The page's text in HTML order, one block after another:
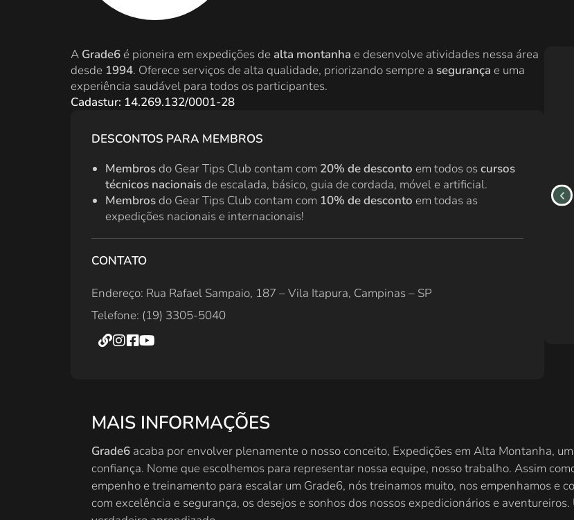
A Grade6 é pioneira em expedições dealta montanha e desenvolve atividades nessa área
desde 1994. Oferece serviços de alta qualidade, priorizando sempre a segurança e uma
experiência saudável para todos os participantes.
Cadastur: 14.269.132/0001-28
DESCONTOS PARA MEMBROS
Membros do Gear Tips Club contam com 20% de desconto em todos oscursos
técnicos nacionais de escalada, básico, guia de cordada, móvel e artificial.
Membros do Gear Tips Club contam com 10% de desconto em todas as
expedições nacionais e internacionais!
CONTATO
Endereço: Rua Rafael Sampaio, 187 – Vila Itapura, Campinas – SP
Telefone: (19) 3305-5040
MAIS INFORMAÇÕES
Grade6 acaba por envolver plenamente o nosso conceito, Expedições em Alta Montanha,
confiança. Nome que escolhemos para representar nossa equipe, nosso trabalho. Assim
empenho e treinamento para escalar um Grade6, nós treinamos muito, nos empenhamos e
com excelência e segurança, os desejos e sonhos dos nossos expedicionários e